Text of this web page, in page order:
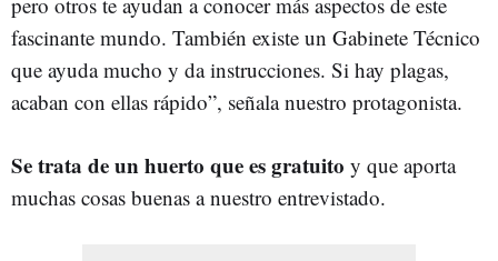
fascinante mundo. También existe un Gabinete Técnico
que ayuda mucho y da instrucciones. Si hay plagas,
acaban con ellas rápido”, señala nuestro protagonista.
Se trata de un huerto que es gratuito y que aporta
muchas cosas buenas a nuestro entrevistado.